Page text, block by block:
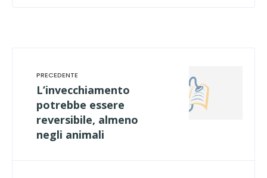
L’invecchiamento
potrebbe essere
reversibile, almeno
negli animali